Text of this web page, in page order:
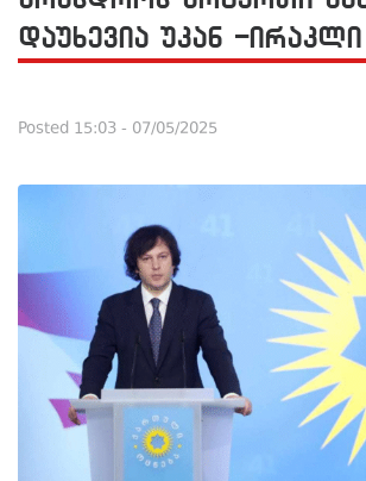
დაუხევია უკან -ირაკლი
Posted 15:03 - 07/05/2025